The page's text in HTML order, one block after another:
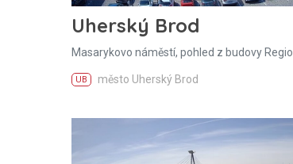
Uherský Brod
Masarykovo náměstí, pohled z budovy Regio
UB město Uherský Brod